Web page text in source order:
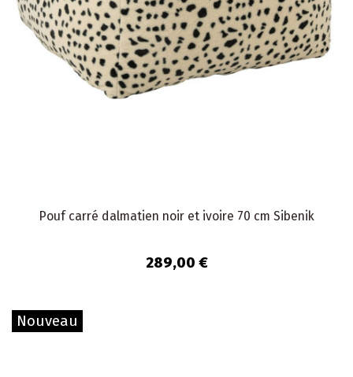
Pouf carré dalmatien noir et ivoire 70 cm Sibenik
289,00 €
Nouveau